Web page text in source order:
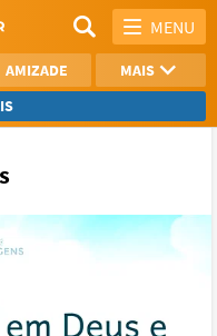
MENU
AMIZADE
MAIS
VER TODAS